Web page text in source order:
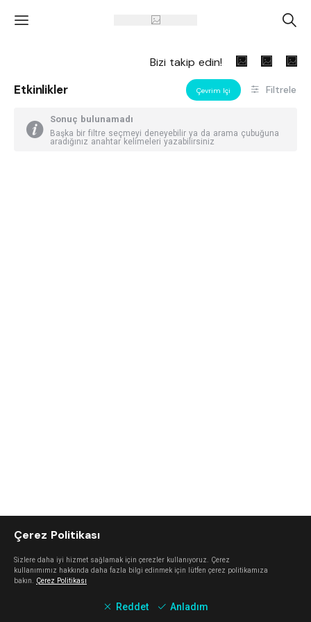
' A
Bizi takip edin!
Etkinlikler Çevrim Içi Filtrele
Sonuç bulunamadı
Başka bir filtre seçmeyi deneyebilir ya da arama çubuğuna
aradığınız anahtar kelimeleri yazabilirsiniz
Çerez Politikası
Sizlere daha iyi hizmet sağlamak için çerezler kullanıyoruz. Çerez
kullanımımız hakkında daha fazla bilgi edinmek için lütfen çerez politikamıza
bakın. Çerez Politikası
Reddet Anladım